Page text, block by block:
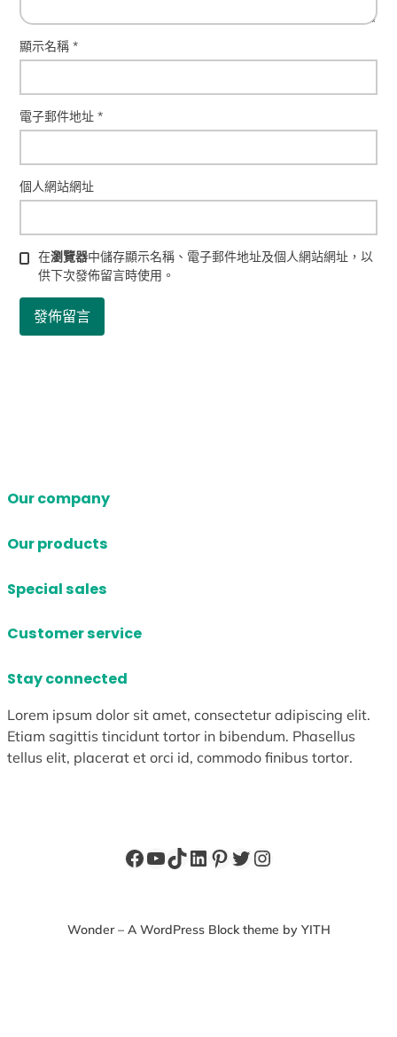
顯示名稱*
電子郵件地址*
個人網站網址
在瀏覽器中儲存顯示名稱、電子郵件地址及個人網站網址，以
供下次發佈留言時使用。
Our company
Our products
Special sales
Customer service
Stay connected
Lorem ipsum dolor sit amet, consectetur adipiscing elit.
Etiam sagittis tincidunt tortor in bibendum. Phasellus
tellus elit, placerat et orci id, commodo finibus tortor.
Facebook
YouTube
TikTok
LinkedIn
Pinterest
X Instagram
Wonder – A WordPress Block theme by YITH